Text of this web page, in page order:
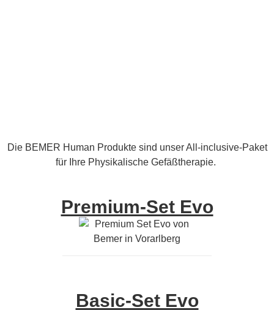
Die BEMER Human Produkte sind unser All-inclusive-Paket
für Ihre Physikalische Gefäßtherapie.
Premium-Set Evo
Basic-Set Evo